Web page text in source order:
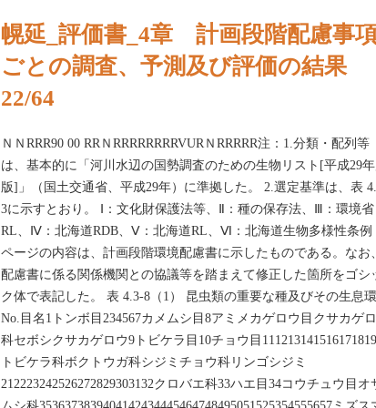
幌延_評価書_4章 計画段階配慮事
ごとの調査、予測及び評価の結果
22/64
ＮＮRRR90 00 RRＮRRRRRRRRVURＮRRRRR注：1.分類・配列等
は、基本的に「河川水辺の国勢調査のための生物リスト[平成29
版]」（国土交通省、平成29年）に準拠した。 2.選定基準は、表
3に示すとおり。 Ⅰ：文化財保護法等、Ⅱ：種の保存法、Ⅲ：環境省
RL、Ⅳ：北海道RDB、Ⅴ：北海道RL、Ⅵ：北海道生物多様性条例
ページの内容は、計画段階環境配慮書に示したものである。なお、
配慮書に係る関係機関との協議等を踏まえて修正した箇所をゴシ
ク体で表記した。 表 4.3-8（1） 昆虫類の重要な種及びその生息
No.目名1トンボ目234567カメムシ目8アミメカゲロウ目クサカゲ
科セボシクサカゲロウ9トビケラ目10チョウ目
トビケラ科ボクトウガ科シジミチョウ科リンゴシジミ
212223242526272829303132クロバエ科33ハエ目34コウチュウ目オ